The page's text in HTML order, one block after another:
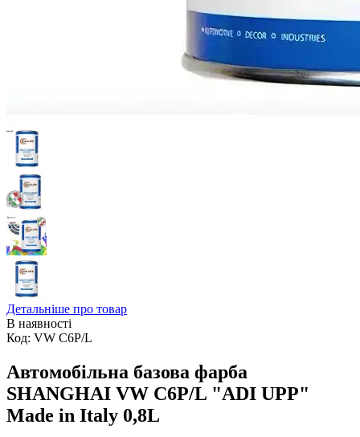
Детальніше про товар
В наявності
Код: VW C6P/L
Автомобільна базова фарба
SHANGHAI VW C6P/L "ADI UPP"
Made in Italy 0,8L